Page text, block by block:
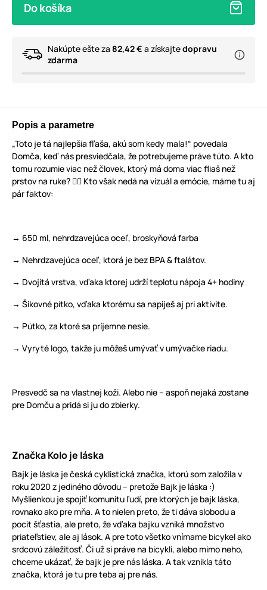
Do košíka
Nakúpte ešte za 82,42 € a získajtedopravu
zdarma
Popis a parametre
„Toto je tá najlepšia fľaša, akú som kedy mala!“ povedala
Domča, keď nás presviedčala, že potrebujeme práve túto. A kto
tomu rozumie viac než človek, ktorý má doma viac fliaš než
prstov na ruke? 🖐🏻 Kto však nedá na vizuál a emócie, máme tu aj
pár faktov:
→ 650 ml, nehrdzavejúca oceľ, broskyňová farba
→ Nehrdzavejúca oceľ, ktorá je bez BPA & ftalátov.
→ Dvojitá vrstva, vďaka ktorej udrží teplotu nápoja 4+ hodiny
→ Šikovné pítko, vďaka ktorému sa napiješ aj pri aktivite.
→ Pútko, za ktoré sa príjemne nesie.
→ Vyryté logo, takže ju môžeš umývať v umývačke riadu.
Presvedč sa na vlastnej koži. Alebo nie – aspoň nejaká zostane
pre Domču a pridá si ju do zbierky.
Značka Kolo je láska
Bajk je láska je česká cyklistická značka, ktorú som založila v
roku 2020 z jediného dôvodu – pretože Bajk je láska :)
Myšlienkou je spojiť komunitu ľudí, pre ktorých je bajk láska,
rovnako ako pre mňa. A to nielen preto, že ti dáva slobodu a
pocit šťastia, ale preto, že vďaka bajku vzniká množstvo
priateľstiev, ale aj lások. A pre toto všetko vnímame bicykel ako
srdcovú záležitosť. Či už si práve na bicykli, alebo mimo neho,
chceme ukázať, že bajk je pre nás láska. A tak vznikla táto
značka, ktorá je tu pre teba aj pre nás.